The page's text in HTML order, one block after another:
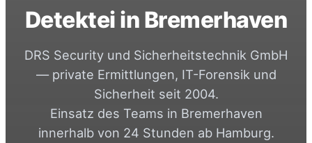
Detektei in Bremerhaven
DRS Security und Sicherheitstechnik GmbH
— private Ermittlungen, IT-Forensik und
Sicherheit seit 2004.
Einsatz des Teams in Bremerhaven
innerhalb von 24 Stunden ab Hamburg.